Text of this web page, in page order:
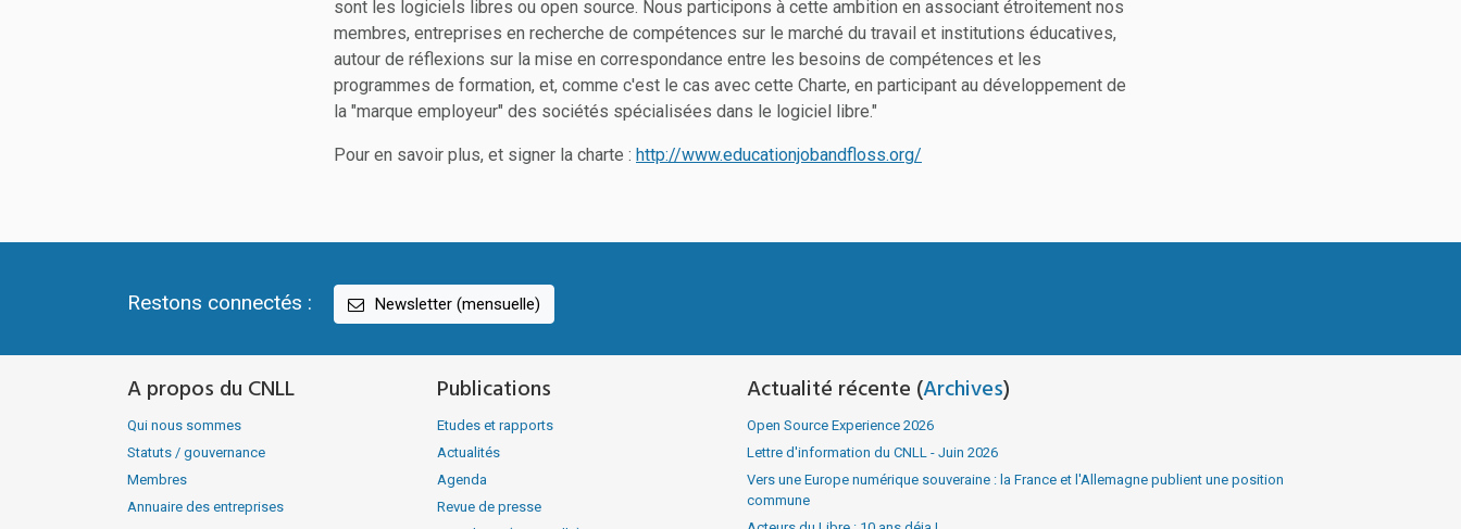
sont les logiciels libres ou open source. Nous participons à cette ambition en associant étroitement nos
membres, entreprises en recherche de compétences sur le marché du travail et institutions éducatives,
autour de réflexions sur la mise en correspondance entre les besoins de compétences et les
programmes de formation, et, comme c'est le cas avec cette Charte, en participant au développement de
la "marque employeur" des sociétés spécialisées dans le logiciel libre."
Pour en savoir plus, et signer la charte : http://www.educationjobandfloss.org/
Restons connectés : Newsletter (mensuelle)
A propos du CNLL
Qui nous sommes
Statuts / gouvernance
Membres
Annuaire des entreprises
Publications
Etudes et rapports
Actualités
Agenda
Revue de presse
Actualité récente (Archives)
Open Source Experience 2026
Lettre d'information du CNLL - Juin 2026
Vers une Europe numérique souveraine : la France et l'Allemagne publient une position
commune